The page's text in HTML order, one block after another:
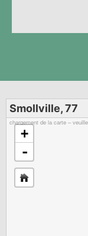
Smollville, 77
chargement de la carte –
+
-